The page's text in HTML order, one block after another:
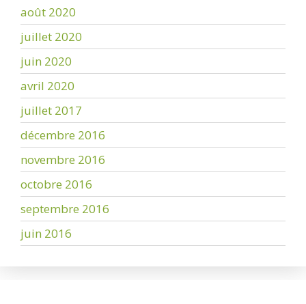
août 2020
juillet 2020
juin 2020
avril 2020
juillet 2017
décembre 2016
novembre 2016
octobre 2016
septembre 2016
juin 2016